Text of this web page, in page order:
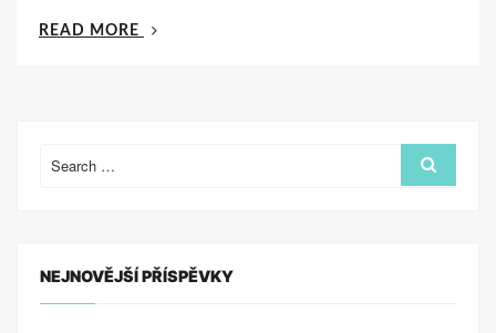
READ MORE
OD
for:
Search
NEJNOVĚJŠÍ PŘÍSPĚVKY